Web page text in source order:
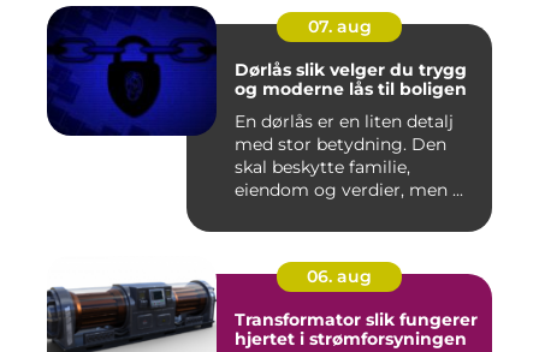
07. aug
Dørlås slik velger du trygg
og moderne lås til boligen
En dørlås er en liten detalj
med stor betydning. Den
skal beskytte familie,
eiendom og verdier, men ...
06. aug
Transformator slik fungerer
hjertet i strømforsyningen